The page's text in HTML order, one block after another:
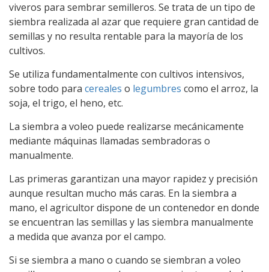
viveros para sembrar semilleros. Se trata de un tipo de
siembra realizada al azar que requiere gran cantidad de
semillas y no resulta rentable para la mayoría de los
cultivos.
Se utiliza fundamentalmente con cultivos intensivos,
sobre todo para cereales o legumbres como el arroz, la
soja, el trigo, el heno, etc.
La siembra a voleo puede realizarse mecánicamente
mediante máquinas llamadas sembradoras o
manualmente.
Las primeras garantizan una mayor rapidez y precisión
aunque resultan mucho más caras. En la siembra a
mano, el agricultor dispone de un contenedor en donde
se encuentran las semillas y las siembra manualmente
a medida que avanza por el campo.
Si se siembra a mano o cuando se siembran a voleo